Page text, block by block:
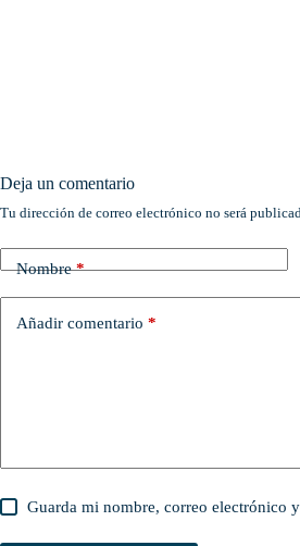
Deja un comentario
Tu dirección de correo electrónico no será
Nombre*
Añadir comentario *
Guarda mi nombre, correo electrónico